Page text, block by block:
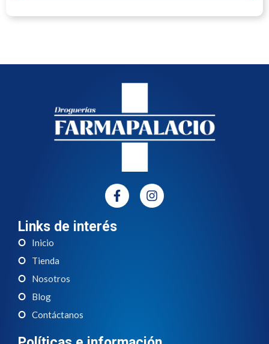
Links de interés
Inicio
Tienda
Nosotros
Blog
Contáctanos